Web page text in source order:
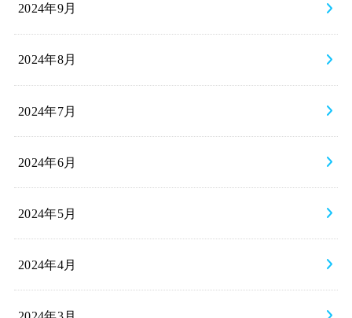
2024年9月
2024年8月
2024年7月
2024年6月
2024年5月
2024年4月